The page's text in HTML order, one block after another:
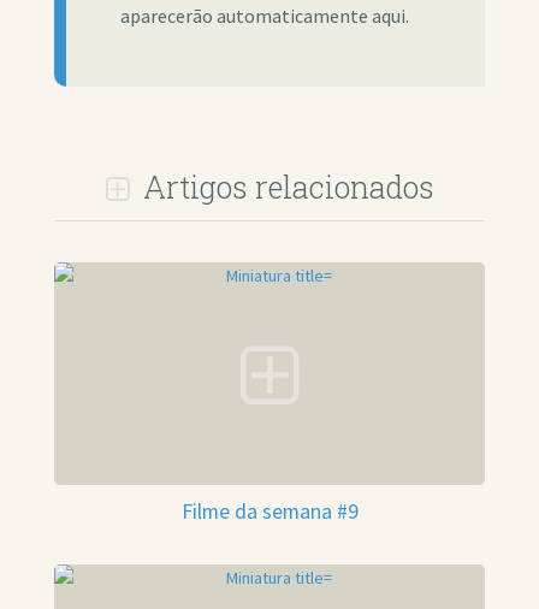
aparecerão automaticamente aqui.
Artigos relacionados
Filme da semana #9